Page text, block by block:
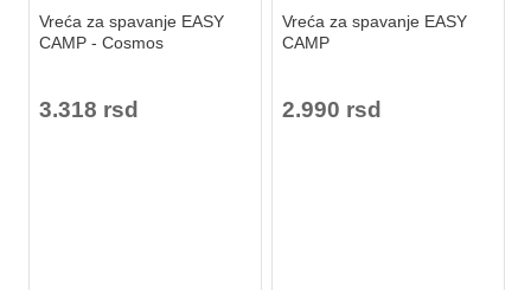
Vreća za spavanje EASY
CAMP - Cosmos
3.318 rsd
Vreća za spavanje EASY
CAMP
2.990 rsd